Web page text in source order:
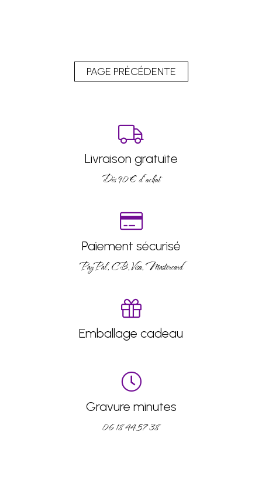
Livraison gratuite
Dés 90 € d’achat
Paiement sécurisé
PayPal, CB, Visa, Mastercard
Emballage cadeau
Gravure minutes
06 18 44 57 38